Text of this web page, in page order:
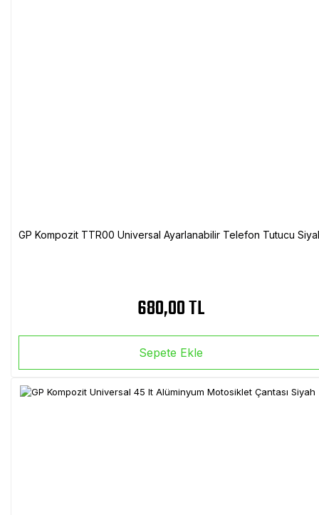
GP Kompozit TTR00 Universal Ayarlanabilir Telefon Tutucu
680,00 TL
Sepete Ekle